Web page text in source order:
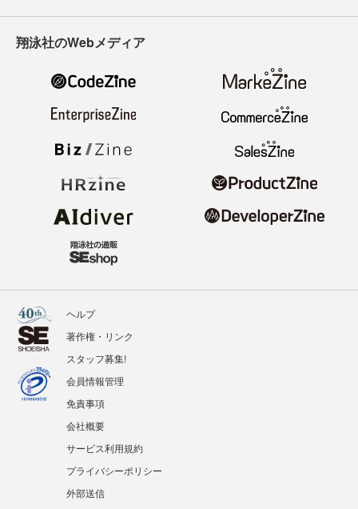
翔泳社のWebメディア
ヘルプ
著作権・リンク
スタッフ募集!
会員情報管理
免責事項
会社概要
サービス利用規約
プライバシーポリシー
外部送信